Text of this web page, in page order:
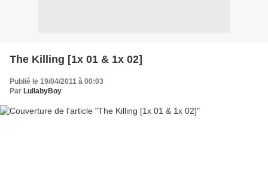
The Killing [1x 01 & 1x 02]
Publié le 19/04/2011 à 00:03
Par LullabyBoy